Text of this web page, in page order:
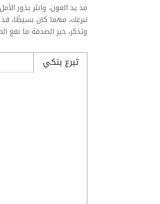
مد يد العون، وانثر بذور
تبرعك، مهما كان بسيطًا،
وتذكر، خير الصدقة ما نفع
تبرع بنكي